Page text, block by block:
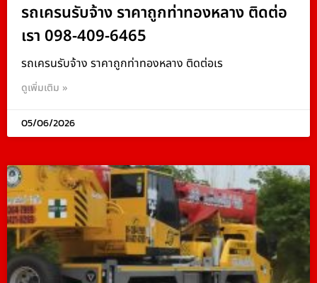
รถเครนรับจ้าง ราคาถูกท่าทองหลาง ติดต่อ
เรา 098-409-6465
รถเครนรับจ้าง ราคาถูกท่าทองหลาง ติดต่อเร
ดูเพิ่มเติม »
05/06/2026